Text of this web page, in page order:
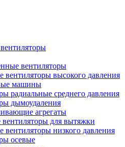
вентиляторы
вентиляторы высокого давления
машины
радиальные среднего давления
дымоудаления
агрегаты
для вытяжки
вентиляторы низкого давления
осевые